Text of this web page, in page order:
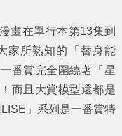
畫在單行本第13集到
家所熟知的「替身能
番賞完全圍繞著「星
而且大賞模型還都是
」系列是一番賞特